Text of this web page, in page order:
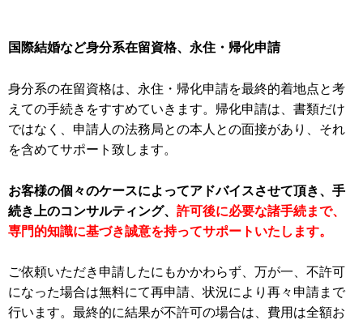
国際結婚など身分系在留資格、永住・帰化申請
身分系の在留資格は、永住・帰化申請を最終的着地点と考
えての手続きをすすめていきます。帰化申請は、書類だけ
ではなく、申請人の法務局との本人との面接があり、それ
を含めてサポート致します。
お客様の個々のケースによってアドバイスさせて頂き、手
続き上のコンサルティング、 許可後に必要な諸手続まで、
専門的知識に基づき誠意を持ってサポートいたします。
ご依頼いただき申請したにもかかわらず、万が一、不許可
になった場合は無料にて再申請、状況により再々申請まで
行います。最終的に結果が不許可の場合は、費用は全額お